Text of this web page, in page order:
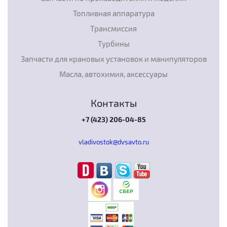
Топливная аппаратура
Трансмиссия
Турбины
Запчасти для крановых установок и манипуляторов
Масла, автохимия, аксессуары
Контакты
+7 (423) 206-04-85
vladivostok@dvsavto.ru